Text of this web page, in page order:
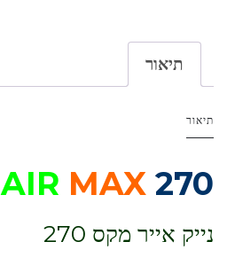
תיאור
תיאור
AIR MAX 270
נייק אייר מקס 270